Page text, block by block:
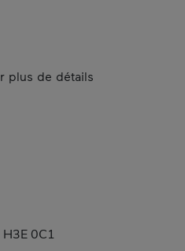
plus de détails
H3E 0C1